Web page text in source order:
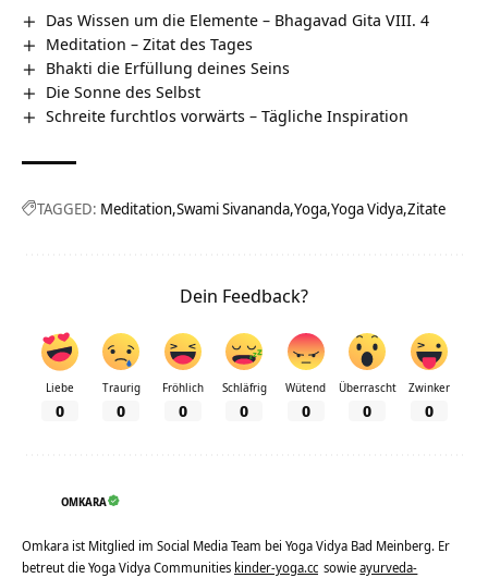
Das Wissen um die Elemente – Bhagavad Gita VIII. 4
Meditation – Zitat des Tages
Bhakti die Erfüllung deines Seins
Die Sonne des Selbst
Schreite furchtlos vorwärts – Tägliche Inspiration
TAGGED: Meditation Swami Sivananda Yoga Yoga Vidya Zitate
Dein Feedback?
Liebe
0
Traurig
0
Fröhlich
0
Schläfrig
0
Wütend
0
Überrascht
0
Zwinker
0
OMKARA
Omkara ist Mitglied im Social Media Team bei Yoga Vidya Bad Meinberg. Er
betreut die Yoga Vidya Communities kinder-yoga.cc sowieayurveda-